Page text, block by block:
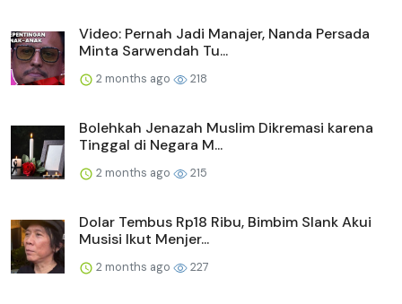
Video: Pernah Jadi Manajer, Nanda Persada
Minta Sarwendah Tu...
2 months ago 218
Bolehkah Jenazah Muslim Dikremasi karena
Tinggal di Negara M...
2 months ago 215
Dolar Tembus Rp18 Ribu, Bimbim Slank Akui
Musisi Ikut Menjer...
2 months ago 227